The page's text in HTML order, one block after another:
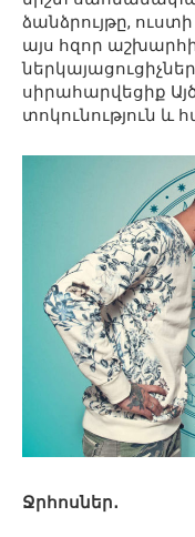
ձանձրույթը,
այս հզոր
սիրահարվեցիք
տոկունություն և
Ջրհոսներ․